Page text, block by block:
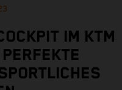
IM KTM